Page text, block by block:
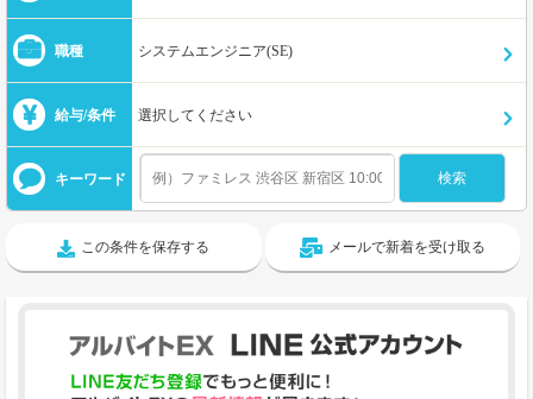
職種 システムエンジニア(SE)
給与/条件 選択してください
キーワード
この条件を保存する メールで新着を受け取る